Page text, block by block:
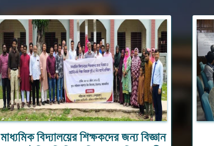
মাধ্যমিক বিদ্যালয়ের শিক্ষকদের জন্য বিজ্ঞান